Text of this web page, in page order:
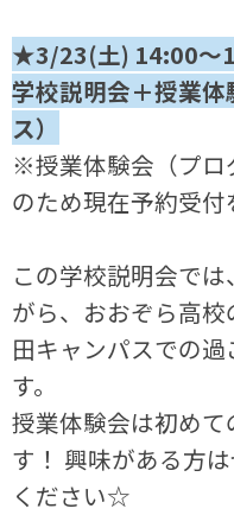
★3/23(土) 14:00～
学校説明会＋授業
ス）
※授業体験会（プロ
のため現在予約受付
この学校説明会で
がら、おおぞら高
田キャンパスでの
す。
授業体験会は初め
す！ 興味がある方
ください☆